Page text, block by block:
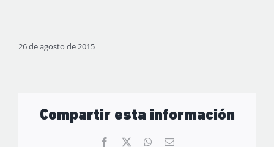
26 de agosto de 2015
Compartir esta información
Facebook WhatsApp
Correo